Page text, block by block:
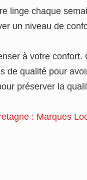
linge chaque
un niveau de
à votre confort.
de qualité pour
préserver la
: Marques